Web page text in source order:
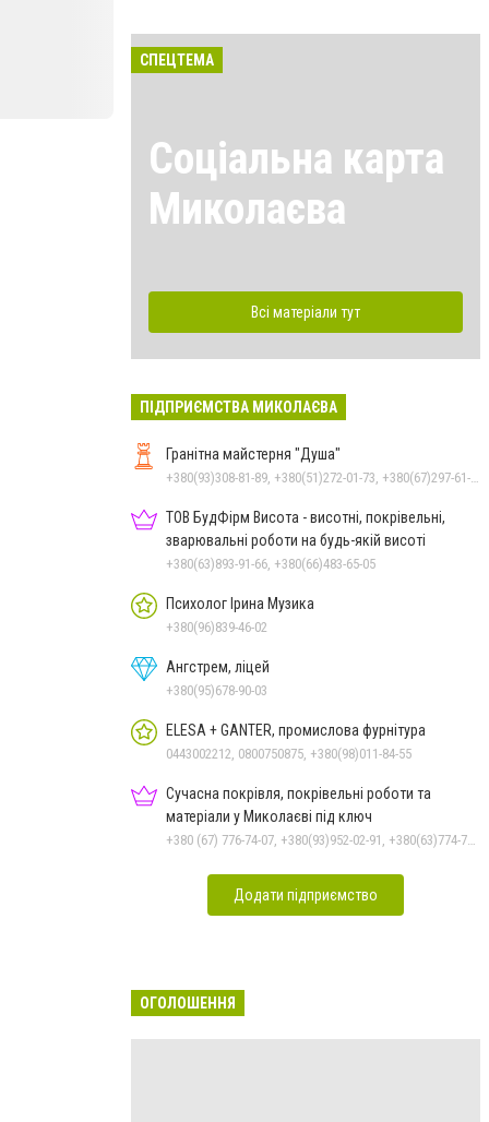
СПЕЦТЕМА
Соціальна карта
Миколаєва
Всі матеріали тут
ПІДПРИЄМСТВА МИКОЛАЄВА
Гранітна майстерня "Душа"
ТОВ БудФірм Висота - висотні, покрівельні,
зварювальні роботи на будь-якій висоті
+380(63)893-91-66, +380(66)483-65-05
Психолог Ірина Музика
+380(96)839-46-02
Ангстрем, ліцей
+380(95)678-90-03
ELESA + GANTER, промислова фурнітура
0443002212, 0800750875, +380(98)011-84-55
Сучасна покрівля, покрівельні роботи та
матеріали у Миколаєві під ключ
Додати підприємство
ОГОЛОШЕННЯ